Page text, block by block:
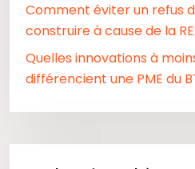
Comment éviter un refus
construire à cause de la
Quelles innovations à
différencient une PME du